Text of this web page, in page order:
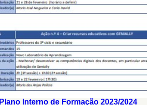
Plano Interno de Formação 2023/2024